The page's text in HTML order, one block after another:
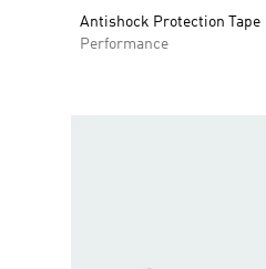
Antishock Protection Tape
Performance